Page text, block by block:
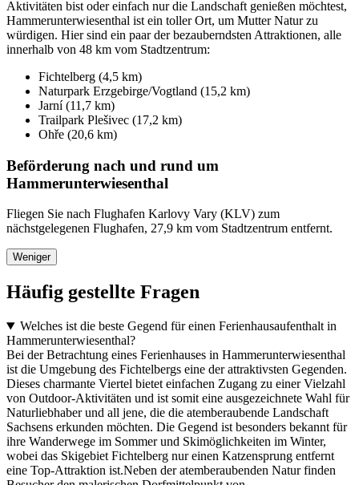
Aktivitäten bist oder einfach nur die Landschaft genießen möchtest,
Hammerunterwiesenthal ist ein toller Ort, um Mutter Natur zu
würdigen. Hier sind ein paar der bezauberndsten Attraktionen, alle
innerhalb von 48 km vom Stadtzentrum:
Fichtelberg (4,5 km)
Naturpark Erzgebirge/Vogtland (15,2 km)
Jarní (11,7 km)
Trailpark Plešivec (17,2 km)
Ohře (20,6 km)
Beförderung nach und rund um
Hammerunterwiesenthal
Fliegen Sie nach Flughafen Karlovy Vary (KLV) zum
nächstgelegenen Flughafen, 27,9 km vom Stadtzentrum entfernt.
Weniger
Häufig gestellte Fragen
Welches ist die beste Gegend für einen Ferienhausaufenthalt in
Hammerunterwiesenthal?
Bei der Betrachtung eines Ferienhauses in Hammerunterwiesenthal
ist die Umgebung des Fichtelbergs eine der attraktivsten Gegenden.
Dieses charmante Viertel bietet einfachen Zugang zu einer Vielzahl
von Outdoor-Aktivitäten und ist somit eine ausgezeichnete Wahl für
Naturliebhaber und all jene, die die atemberaubende Landschaft
Sachsens erkunden möchten. Die Gegend ist besonders bekannt für
ihre Wanderwege im Sommer und Skimöglichkeiten im Winter,
wobei das Skigebiet Fichtelberg nur einen Katzensprung entfernt
eine Top-Attraktion ist.Neben der atemberaubenden Natur finden